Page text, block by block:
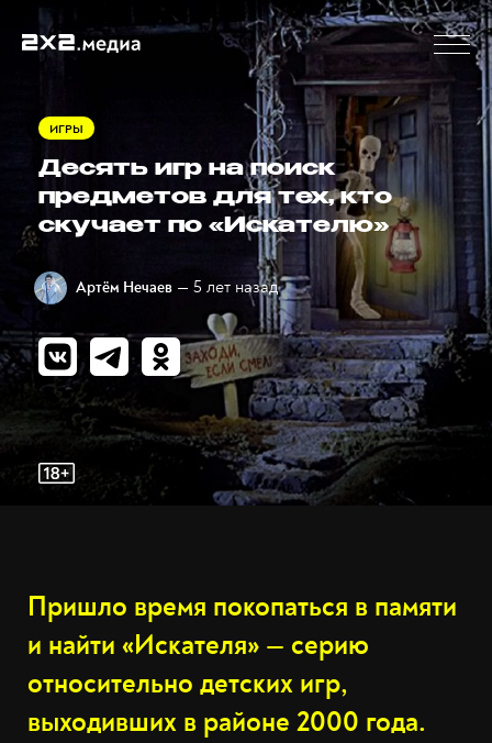
ИГРЫ
Десять игр на поиск
предметов для тех, кто
скучает по «Искателю»
Артём Нечаев — 5 лет назад
Пришло время покопаться в памяти
и найти «Искателя» — серию
относительно детских игр,
выходивших в районе 2000 года.